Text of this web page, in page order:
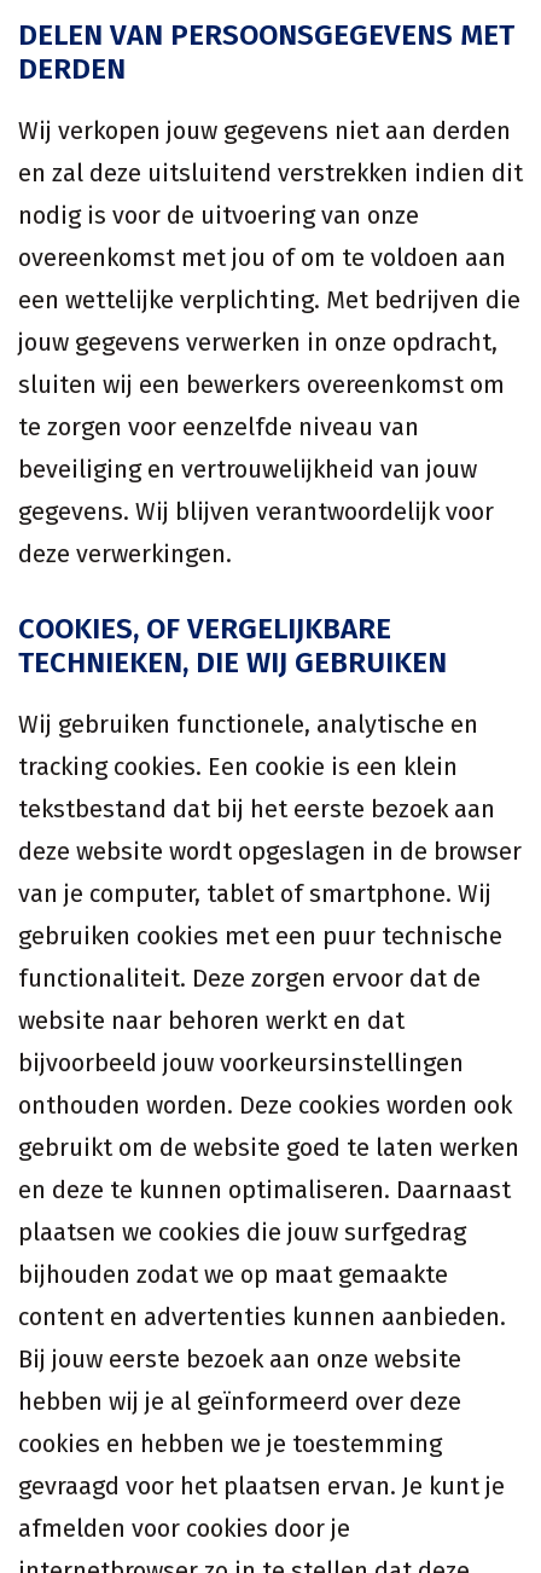
DELEN VAN PERSOONSGEGEVENS MET
DERDEN
Wij verkopen jouw gegevens niet aan derden
en zal deze uitsluitend verstrekken indien dit
nodig is voor de uitvoering van onze
overeenkomst met jou of om te voldoen aan
een wettelijke verplichting. Met bedrijven die
jouw gegevens verwerken in onze opdracht,
sluiten wij een bewerkers overeenkomst om
te zorgen voor eenzelfde niveau van
beveiliging en vertrouwelijkheid van jouw
gegevens. Wij blijven verantwoordelijk voor
deze verwerkingen.
COOKIES, OF VERGELIJKBARE
TECHNIEKEN, DIE WIJ GEBRUIKEN
Wij gebruiken functionele, analytische en
tracking cookies. Een cookie is een klein
tekstbestand dat bij het eerste bezoek aan
deze website wordt opgeslagen in de browser
van je computer, tablet of smartphone. Wij
gebruiken cookies met een puur technische
functionaliteit. Deze zorgen ervoor dat de
website naar behoren werkt en dat
bijvoorbeeld jouw voorkeursinstellingen
onthouden worden. Deze cookies worden ook
gebruikt om de website goed te laten werken
en deze te kunnen optimaliseren. Daarnaast
plaatsen we cookies die jouw surfgedrag
bijhouden zodat we op maat gemaakte
content en advertenties kunnen aanbieden.
Bij jouw eerste bezoek aan onze website
hebben wij je al geïnformeerd over deze
cookies en hebben we je toestemming
gevraagd voor het plaatsen ervan. Je kunt je
afmelden voor cookies door je